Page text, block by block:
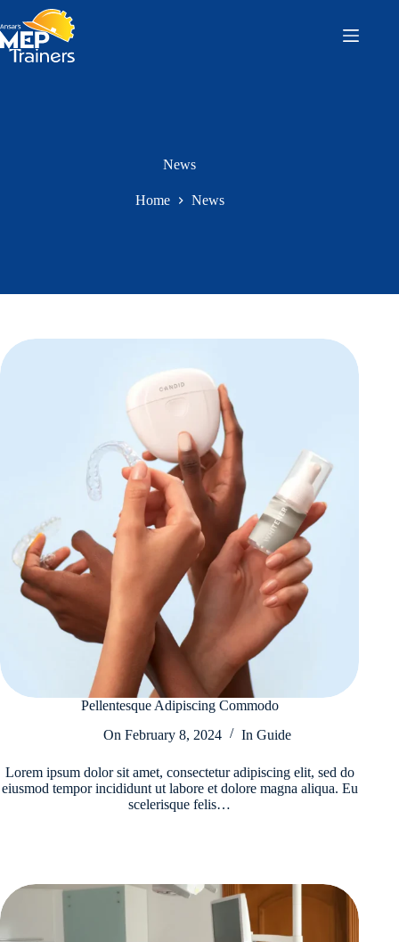
to
content
News
Home News
Pellentesque Adipiscing Commodo
On February 8, 2024 In Guide
Lorem ipsum dolor sit amet, consectetur adipiscing elit, sed do
eiusmod tempor incididunt ut labore et dolore magna aliqua. Eu
scelerisque felis…